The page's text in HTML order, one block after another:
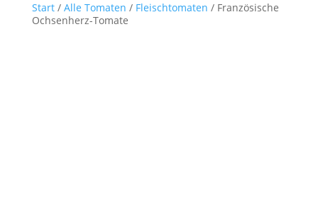
Start/ Alle Tomaten / Fleischtomaten / Französische
Ochsenherz-Tomate